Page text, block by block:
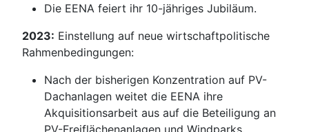
Die EENA feiert ihr 10-jähriges Jubiläum.
2023: Einstellung auf neue wirtschaftpolitische
Rahmenbedingungen:
Nach der bisherigen Konzentration auf PV-
Dachanlagen weitet die EENA ihre
Akquisitionsarbeit aus auf die Beteiligung an
PV-Freiflächenanlagen und Windparks.